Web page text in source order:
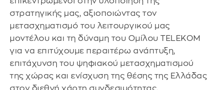
στρατηγικής μας, αξιοποιώντας τον
μετασχηματισμό του λειτουργικού μας
μοντέλου και τη δύναμη του Ομίλου TELEKOM
για να επιτύχουμε περαιτέρω ανάπτυξη,
επιτάχυνση του ψηφιακού μετασχηματισμού
της χώρας και ενίσχυση της θέσης της Ελλάδας